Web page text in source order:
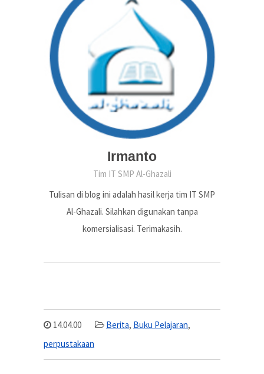
Irmanto
Tim IT SMP Al-Ghazali
Tulisan di blog ini adalah hasil kerja tim IT SMP
Al-Ghazali. Silahkan digunakan tanpa
komersialisasi. Terimakasih.
14.04.00 Berita, Buku Pelajaran,
perpustakaan